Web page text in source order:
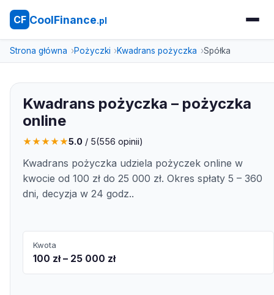
CF CoolFinance.pl
Strona główna Pożyczki Kwadrans pożyczka Spółka
Kwadrans pożyczka – pożyczka
online
★★★★★5.0 / 5(556 opinii)
Kwadrans pożyczka udziela pożyczek online w
kwocie od 100 zł do 25 000 zł. Okres spłaty 5 – 360
dni, decyzja w 24 godz..
Kwota
100 zł – 25 000 zł